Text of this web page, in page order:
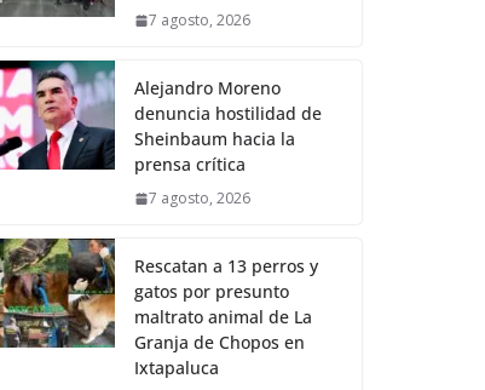
7 agosto, 2026
Alejandro Moreno
denuncia hostilidad de
Sheinbaum hacia la
prensa crítica
7 agosto, 2026
Rescatan a 13 perros y
gatos por presunto
maltrato animal de La
Granja de Chopos en
Ixtapaluca